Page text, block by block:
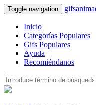
Toggle navigation
Inicio
Categorías Populares
Gifs Populares
Ayuda
Recomiéndanos